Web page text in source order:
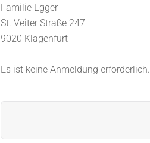
Familie Egger
St. Veiter Straße 247
9020 Klagenfurt
Es ist keine Anmeldung erforderlich.